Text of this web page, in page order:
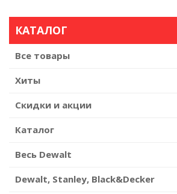
КАТАЛОГ
Все товары
Хиты
Скидки и акции
Каталог
Весь Dewalt
Dewalt, Stanley, Black&Decker